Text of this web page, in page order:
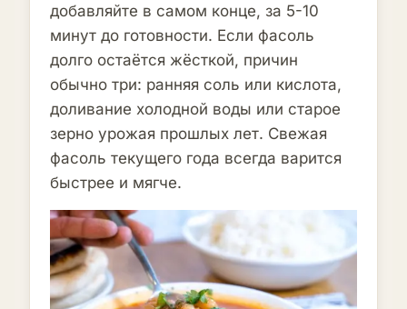
добавляйте в самом конце, за 5-10
минут до готовности. Если фасоль
долго остаётся жёсткой, причин
обычно три: ранняя соль или кислота,
доливание холодной воды или старое
зерно урожая прошлых лет. Свежая
фасоль текущего года всегда варится
быстрее и мягче.